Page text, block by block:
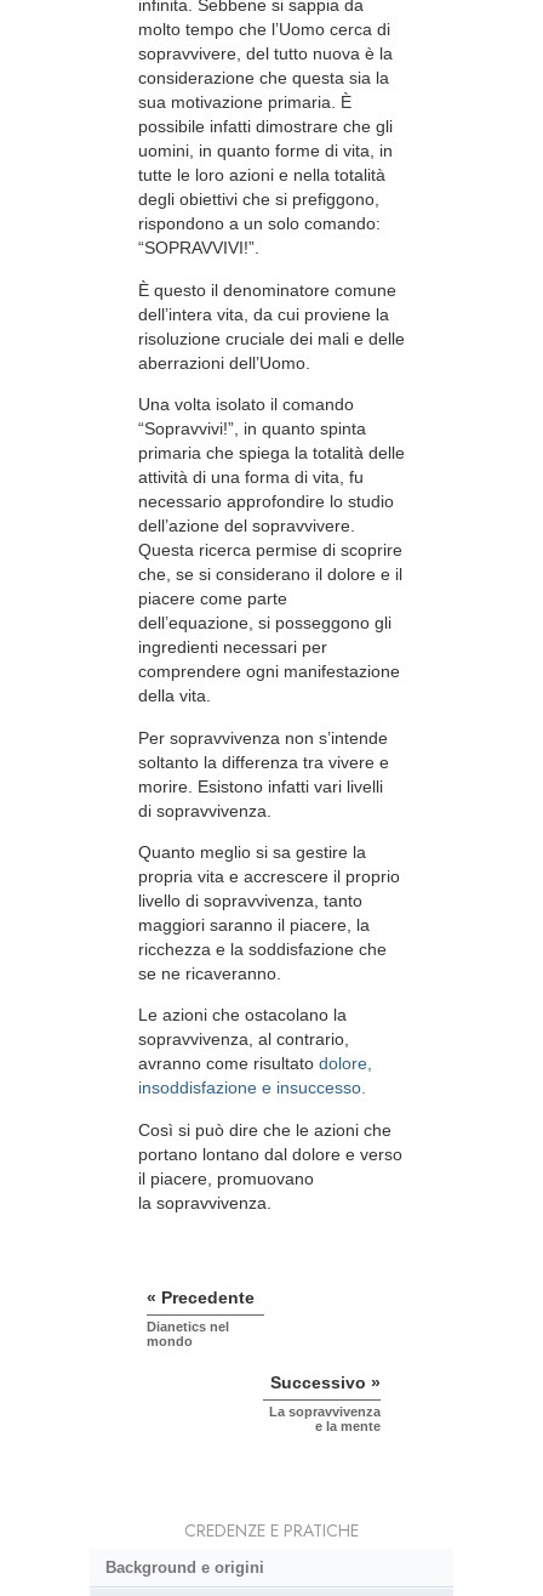
infinita. Sebbene si sappia da
molto tempo che l’Uomo cerca di
sopravvivere, del tutto nuova è la
considerazione che questa sia la
sua motivazione primaria. È
possibile infatti dimostrare che gli
uomini, in quanto forme di vita, in
tutte le loro azioni e nella totalità
degli obiettivi che si prefiggono,
rispondono a un solo comando:
“SOPRAVVIVI!”.
È questo il denominatore comune
dell’intera vita, da cui proviene la
risoluzione cruciale dei mali e delle
aberrazioni dell’Uomo.
Una volta isolato il comando
“Sopravvivi!”, in quanto spinta
primaria che spiega la totalità delle
attività di una forma di vita, fu
necessario approfondire lo studio
dell’azione del sopravvivere.
Questa ricerca permise di scoprire
che, se si considerano il dolore e il
piacere come parte
dell’equazione, si posseggono gli
ingredienti necessari per
comprendere ogni manifestazione
della vita.
Per sopravvivenza non s’intende
soltanto la differenza tra vivere e
morire. Esistono infatti vari livelli
di sopravvivenza.
Quanto meglio si sa gestire la
propria vita e accrescere il proprio
livello di sopravvivenza, tanto
maggiori saranno il piacere, la
ricchezza e la soddisfazione che
se ne ricaveranno.
Le azioni che ostacolano la
sopravvivenza, al contrario,
avranno come risultato dolore,
insoddisfazione e insuccesso.
Così si può dire che le azioni che
portano lontano dal dolore e verso
il piacere, promuovano
la sopravvivenza.
« Precedente
Dianetics nel
mondo
Successivo »
La sopravvivenza
e la mente
CREDENZE E PRATICHE
Background e origini